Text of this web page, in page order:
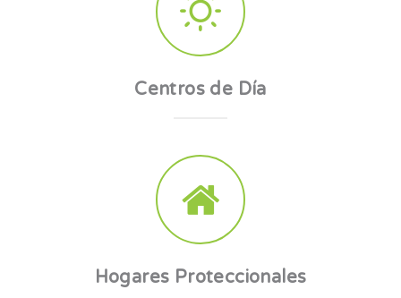
Centros de Día
Hogares Proteccionales